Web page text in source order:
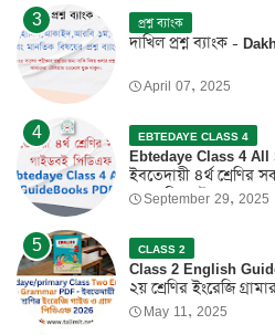
প্রশ্ন ব্যাংক
দাখিল প্রশ্ন ব্যাংক -
April 07, 2025
EBTEDAYE CLASS 4
Ebtedaye Class 4
ইবতেদায়ী ৪র্থ
2026 ফ্রি ডাউনলোড
September 29, 2025
CLASS 2
Class 2 English
২য় শ্রেণির ইংরেজি
May 11, 2025